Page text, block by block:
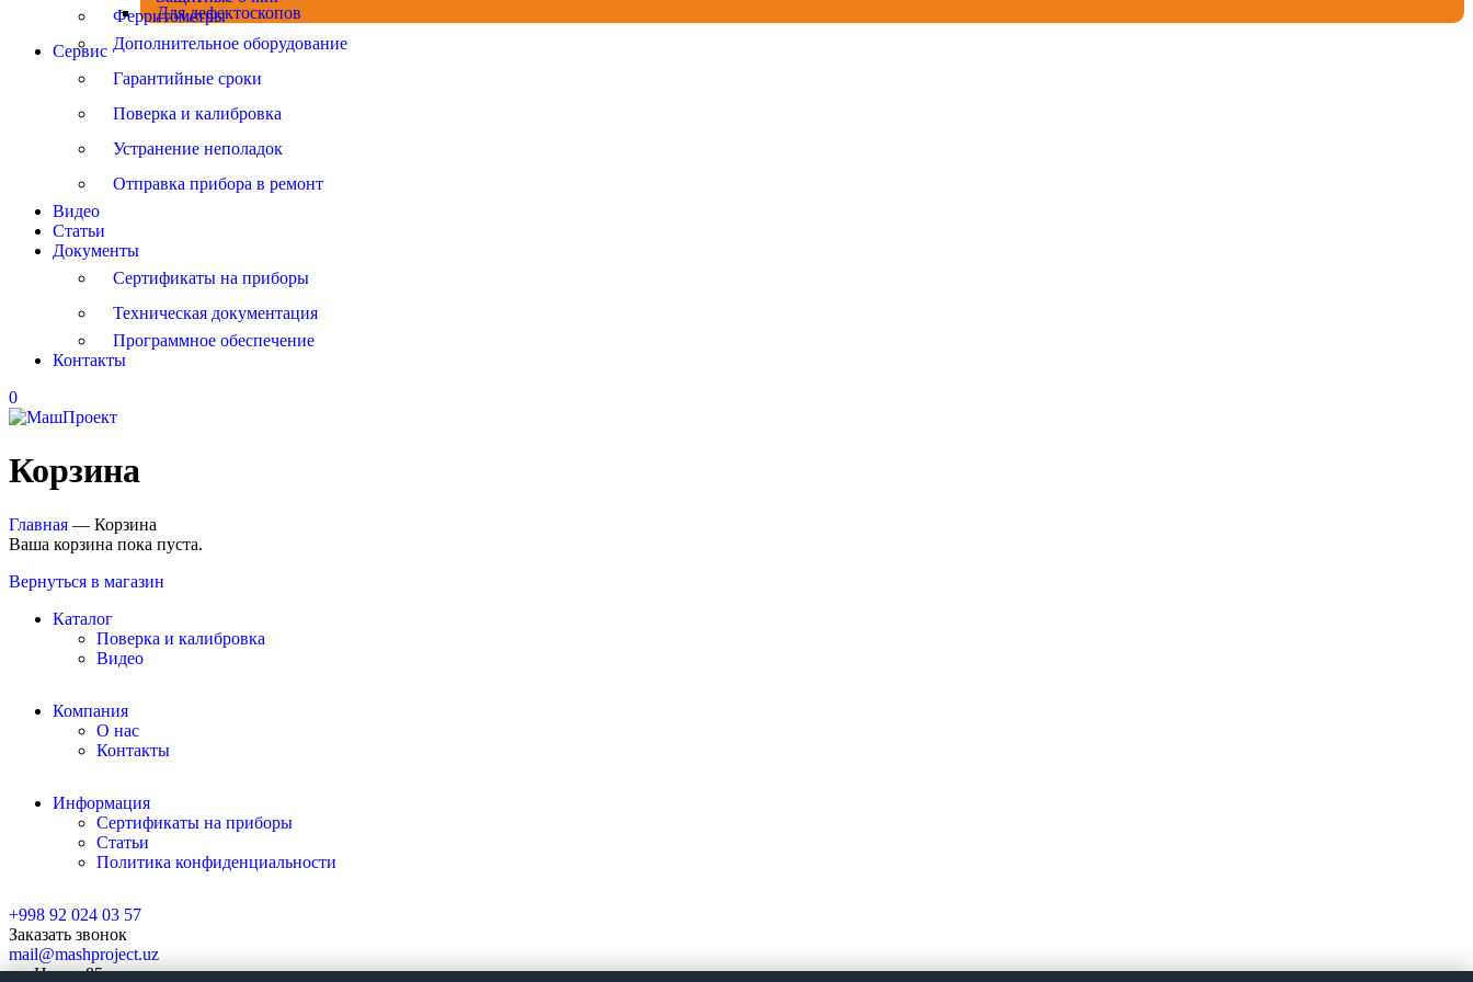
Ферритометры
Дополнительное оборудование
Для дефектоскопов
Сервис
Гарантийные сроки
Поверка и калибровка
Устранение неполадок
Отправка прибора в ремонт
Видео
Статьи
Документы
Сертификаты на приборы
Техническая документация
Программное обеспечение
Контакты
0
Корзина
Главная — Корзина
Ваша корзина пока пуста.
Вернуться в магазин
Каталог
Поверка и калибровка
Видео
Компания
О нас
Контакты
Информация
Сертификаты на приборы
Статьи
Политика конфиденциальности
+998 92 024 03 57
Заказать звонок
mail@mashproject.uz
ул. Нукус 85а,